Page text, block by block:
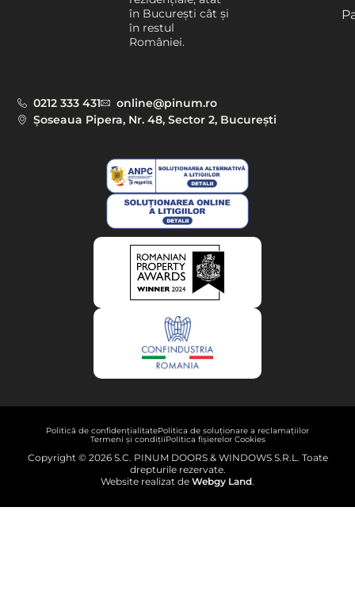
în București cât și
în restul
României.
0212 333 431
online@pinum.ro
Șoseaua Pipera, Nr. 48, Sector 2, București
Copyright © 2026 S.C. PINUM DOORS & WINDOWS S.R.L. Toate
drepturile rezervate.
Website realizat de Webgy Land.
Politică de confidențialitatePolitica de soluționare a reclamațiilor
Termeni și condițiiPolitica fișierelor Cookies